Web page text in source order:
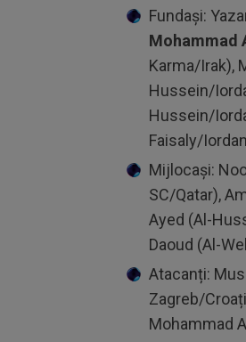
Fundași:
Mohammad
Karma/Irak),
Hussein/
Hussein/
Faisaly/
Mijlocași:
SC/Qatar),
Ayed (Al-
Daoud (Al-
Atacanți:
Zagreb/
Mohammad